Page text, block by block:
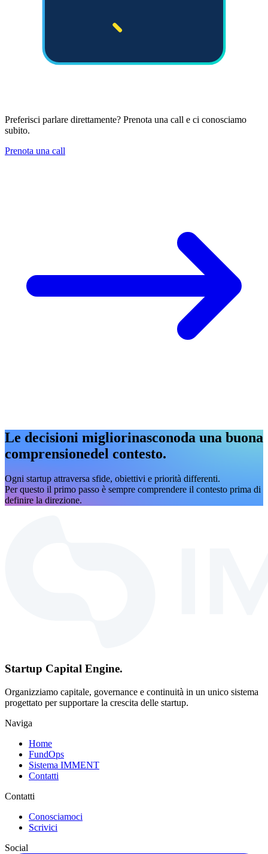
Preferisci parlare direttamente? Prenota una call e ci conosciamo
subito.
Prenota una call
Le decisioni migliorinasconoda una buona
comprensionedel contesto.
Ogni startup attraversa sfide, obiettivi e priorità differenti.
Per questo il primo passo è sempre comprendere il contesto prima di
definire la direzione.
Startup Capital Engine.
Organizziamo capitale, governance e continuità in un unico sistema
progettato per supportare la crescita delle startup.
Naviga
Home
FundOps
Sistema IMMENT
Contatti
Contatti
Conosciamoci
Scrivici
Social